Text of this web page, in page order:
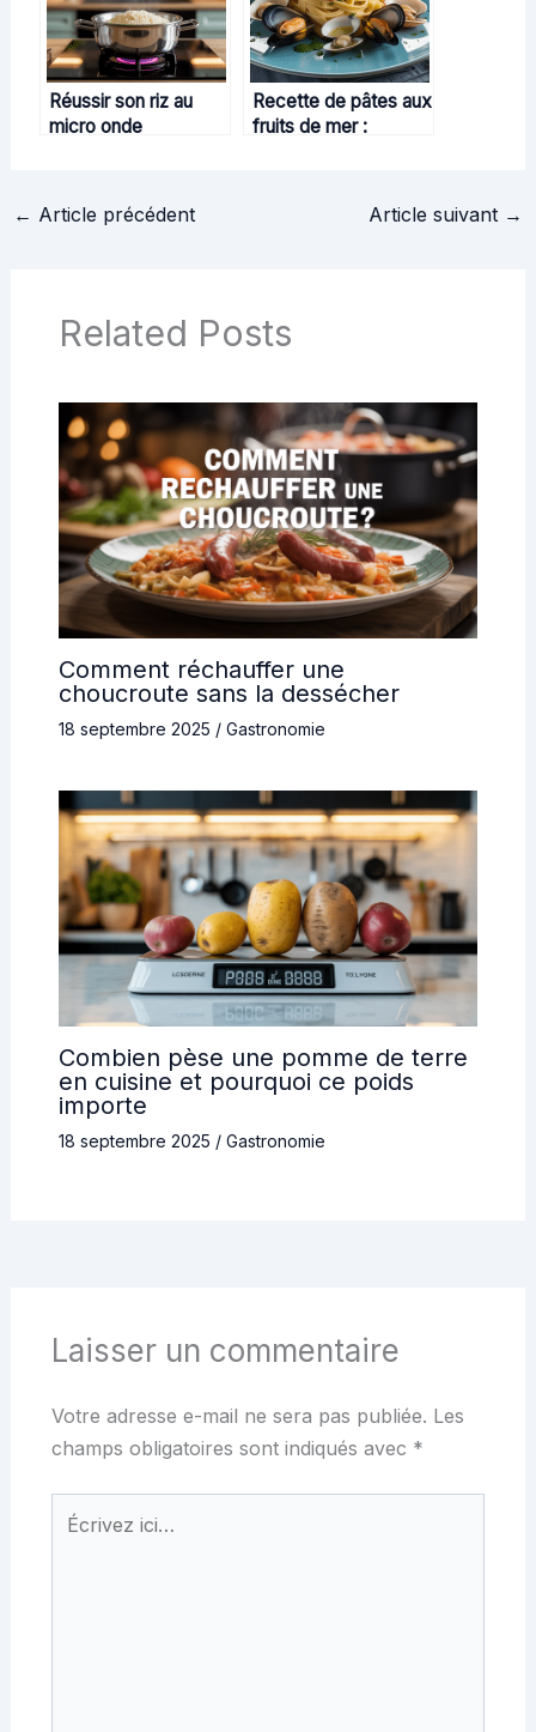
Réussir son riz au
micro onde
Recette de pâtes aux
fruits de mer :
← Article précédent Article suivant →
Related Posts
Comment réchauffer une
choucroute sans la dessécher
18 septembre 2025 / Gastronomie
Combien pèse une pomme de terre
en cuisine et pourquoi ce poids
importe
18 septembre 2025 / Gastronomie
Laisser un commentaire
Votre adresse e-mail ne sera pas publiée. Les
champs obligatoires sont indiqués avec *
Écrivez
ici…